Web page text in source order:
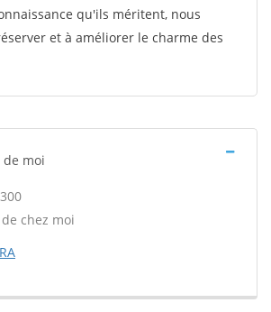
qu'ils méritent, nous
et à améliorer le charme des
moi
chez moi